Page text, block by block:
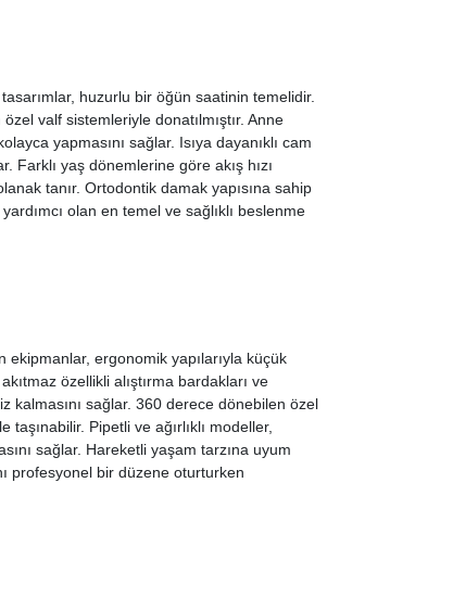
huzurlu bir öğün saatinin temelidir.
valf sistemleriyle donatılmıştır. Anne
yapmasını sağlar. Isıya dayanıklı cam
yaş dönemlerine göre akış hızı
tanır. Ortodontik damak yapısına sahip
olan en temel ve sağlıklı beslenme
ergonomik yapılarıyla küçük
özellikli alıştırma bardakları ve
kalmasını sağlar. 360 derece dönebilen özel
Pipetli ve ağırlıklı modeller,
sağlar. Hareketli yaşam tarzına uyum
profesyonel bir düzene oturturken